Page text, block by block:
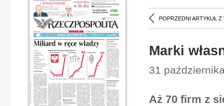
POPRZEDNI ARTYKUŁ Z
Marki
31
Aż 70 firm z